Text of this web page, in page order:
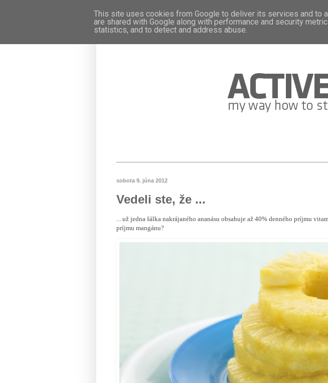
sobota 9. júna 2012
Vedeli ste, že ...
... už jedna šálka nakrájaného ananásu obsahuje až 40% denného príjmu
príjmu mangánu?
This site uses cookies from Google to deliver its services and to
are shared with Google along with performance and security
statistics, and to detect and address abuse.